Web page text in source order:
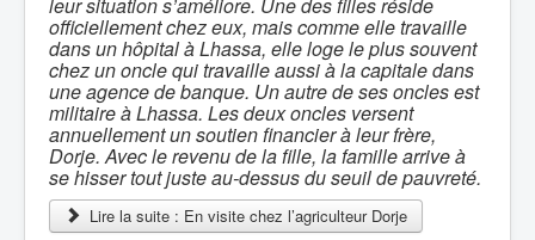
officiellement chez eux, mais comme elle travaille
dans un hôpital à Lhassa, elle loge le plus souvent
chez un oncle qui travaille aussi à la capitale dans
une agence de banque. Un autre de ses oncles est
militaire à Lhassa. Les deux oncles versent
annuellement un soutien financier à leur frère,
Dorje. Avec le revenu de la fille, la famille arrive à
se hisser tout juste au-dessus du seuil de pauvreté.
Lire la suite : En visite chez l’agriculteur Dorje